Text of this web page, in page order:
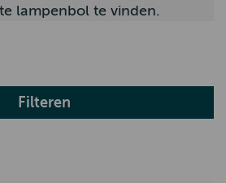
lampenbol te vinden.
Filteren